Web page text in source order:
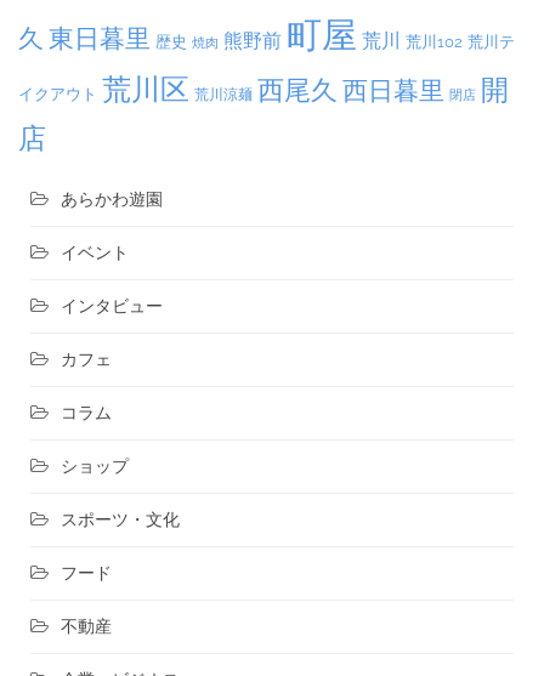
久 東日暮里 歴史 焼肉 熊野前 町屋 荒川 荒川102 荒川テ
イクアウト 荒川区 荒川涼麺 西尾久 西日暮里 閉店 開
店
あらかわ遊園
イベント
インタビュー
カフェ
コラム
ショップ
スポーツ・文化
フード
不動産